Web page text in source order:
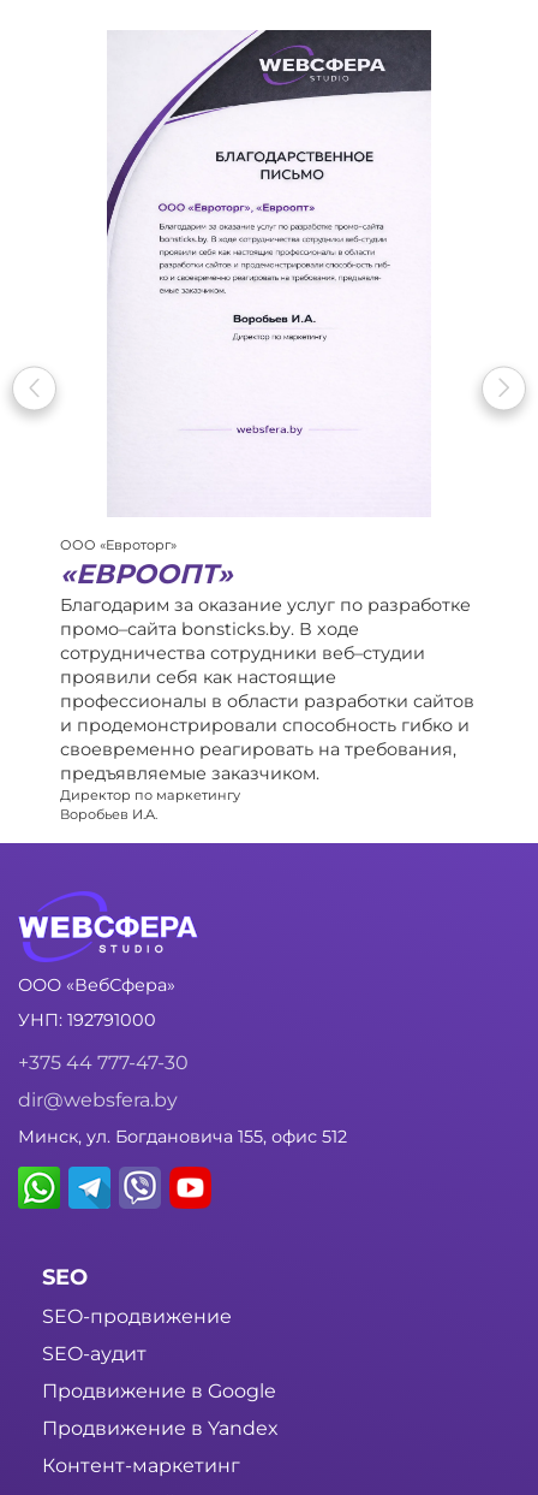
ООО «Евроторг»
«ЕВРООПТ»
Благодарим за оказание услуг по разработке
промо–сайта bonsticks.by. В ходе
сотрудничества сотрудники веб–студии
проявили себя как настоящие
профессионалы в области разработки сайтов
и продемонстрировали способность гибко и
своевременно реагировать на требования,
предъявляемые заказчиком.
Директор по маркетингу
Воробьев И.А.
ООО «ВебСфера»
УНП: 192791000
+375 44 777-47-30
dir@websfera.by
Минск, ул. Богдановича 155, офис 512
SEO
SEO-продвижение
SEO-аудит
Продвижение в Google
Продвижение в Yandex
Контент-маркетинг